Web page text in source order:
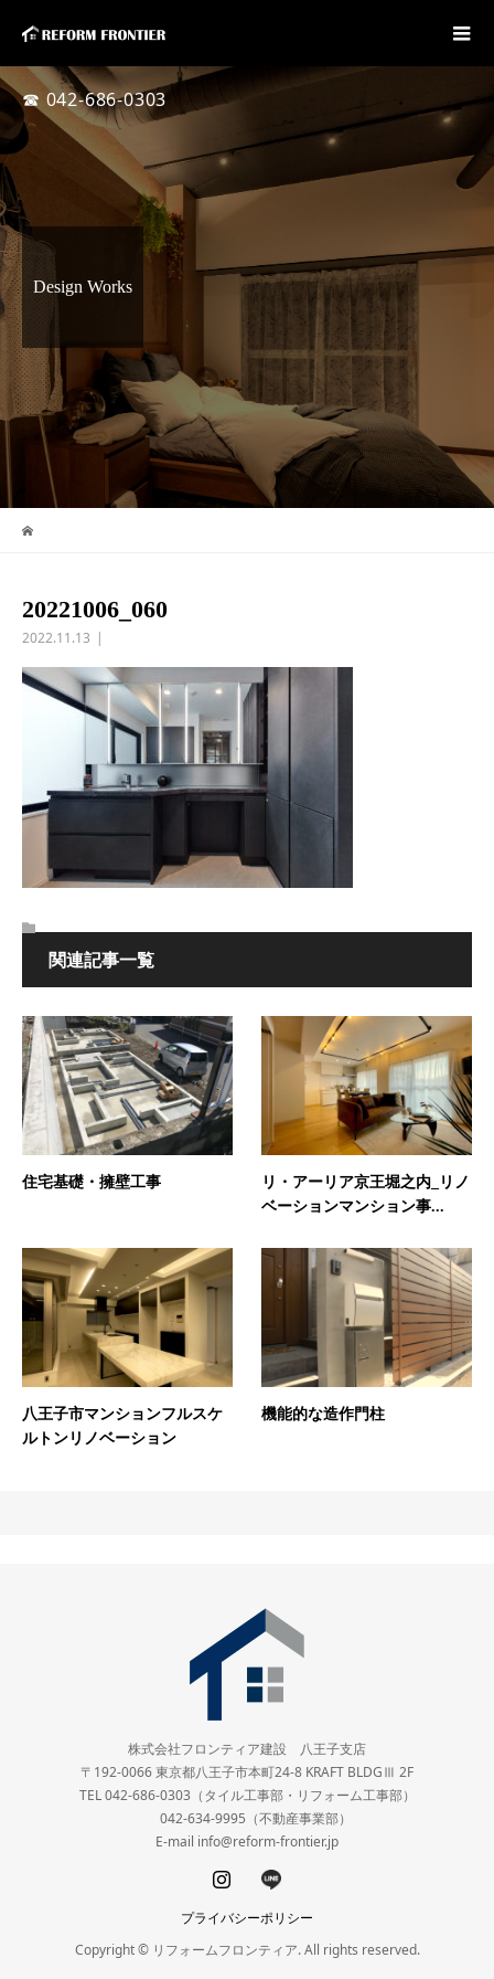
☎ 042-686-0303
Design Works
20221006_060
2022.11.13
関連記事一覧
住宅基礎・擁壁工事
リ・アーリア京王堀之内_リノ
ベーションマンション事...
八王子市マンションフルスケ
ルトンリノベーション
機能的な造作門柱
株式会社フロンティア建設 八王子支店
〒192-0066 東京都八王子市本町24-8 KRAFT BLDGⅢ 2F
TEL 042-686-0303（タイル工事部・リフォーム工事部）
042-634-9995（不動産事業部）
E-mail info@reform-frontier.jp
プライバシーポリシー
Copyright © リフォームフロンティア. All rights reserved.